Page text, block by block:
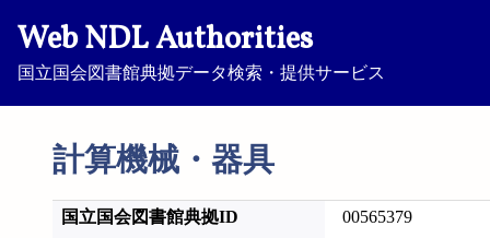
Web NDL Authorities
国立国会図書館典拠データ検索・提供サービス
計算機械・器具
国立国会図書館典拠ID 00565379